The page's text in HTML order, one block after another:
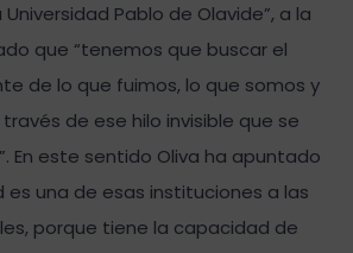
Pablo de Olavide”, a la
que “tenemos que buscar el
de lo que fuimos, lo que somos y
de ese hilo invisible que se
En este sentido Oliva ha apuntado
es una de esas instituciones a las
porque tiene la capacidad de